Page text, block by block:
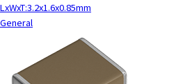
LxWxT:3.2x1.6x0.85mm
General